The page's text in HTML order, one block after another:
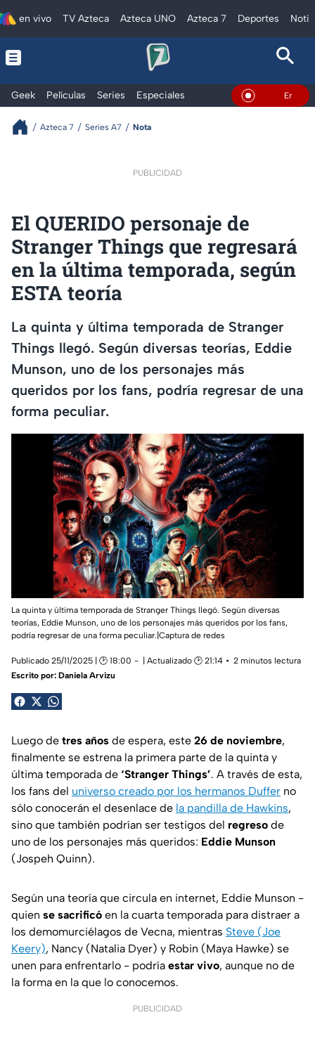
en vivo TV Azteca Azteca UNO Azteca 7 Deportes
Geek Películas Series Especiales En Vivo
Azteca 7 Series A7 Nota
PUBLICIDAD
El QUERIDO personaje de
Stranger Things que regresará
en la última temporada, según
ESTA teoría
La quinta y última temporada de Stranger
Things llegó. Según diversas teorías, Eddie
Munson, uno de los personajes más
queridos por los fans, podría regresar de una
forma peculiar.
La quinta y última temporada de Stranger Things llegó. Según diversas
teorías, Eddie Munson, uno de los personajes más queridos por los fans,
podría regresar de una forma peculiar.|Captura de redes
Publicado 25/11/2025 | 🕑 18:00 | Actualizado 🕑 21:14
2 minutos lectura
Escrito por: Daniela Arvizu
Luego de tres años de espera, este 26 de noviembre,
finalmente se estrena la primera parte de la quinta y
última temporada de ‘Stranger Things’. A través de esta,
los fans del universo creado por los hermanos Duffer no
sólo conocerán el desenlace de la pandilla de Hawkins,
sino que también podrían ser testigos del regreso de
uno de los personajes más queridos: Eddie Munson
(Jospeh Quinn).
Según una teoría que circula en internet, Eddie Munson -
quien se sacrificó en la cuarta temporada para distraer a
los demomurciélagos de Vecna, mientras Steve (Joe
Keery), Nancy (Natalia Dyer) y Robin (Maya Hawke) se
unen para enfrentarlo - podría estar vivo, aunque no de
la forma en la que lo conocemos.
PUBLICIDAD